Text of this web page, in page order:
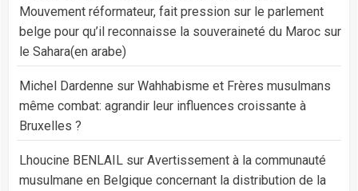
Mouvement réformateur, fait pression sur le parlement
belge pour qu’il reconnaisse la souveraineté du Maroc sur
le Sahara(en arabe)
Michel Dardenne sur Wahhabisme et Frères musulmans
même combat: agrandir leur influences croissante à
Bruxelles ?
Lhoucine BENLAIL sur Avertissement à la communauté
musulmane en Belgique concernant la distribution de la